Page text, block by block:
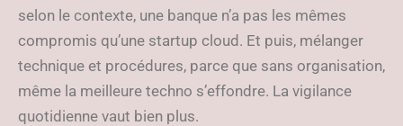
selon le contexte, une banque n’a pas les mêmes
compromis qu’une startup cloud. Et puis, mélanger
technique et procédures, parce que sans organisation,
même la meilleure techno s’effondre. La vigilance
quotidienne vaut bien plus.